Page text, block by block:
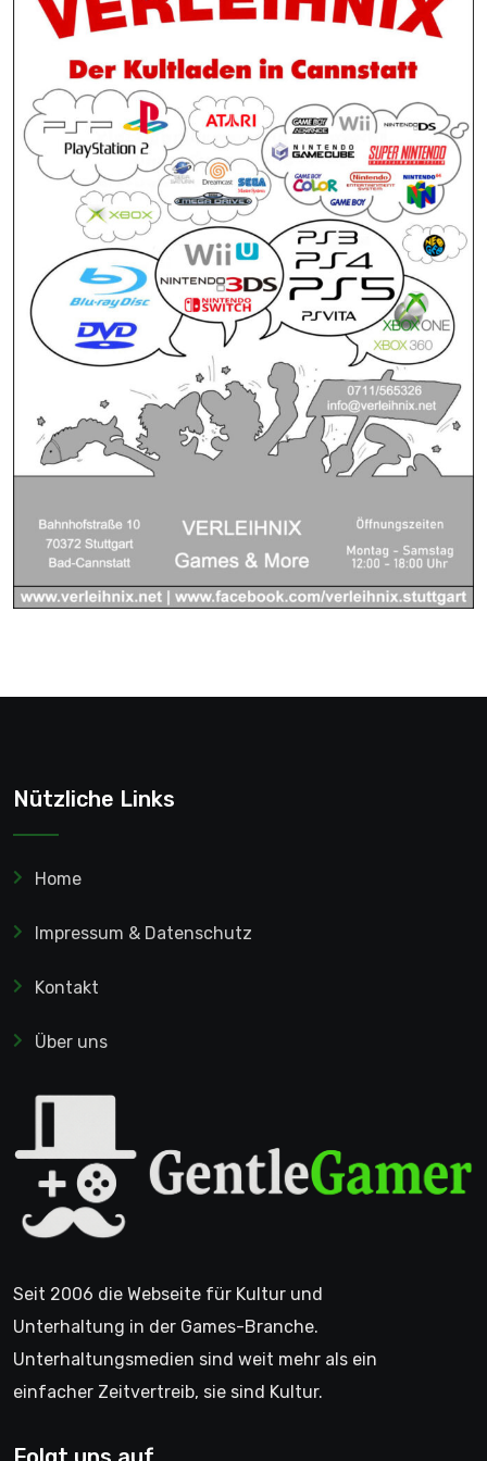
Nützliche Links
Home
Impressum & Datenschutz
Kontakt
Über uns
Seit 2006 die Webseite für Kultur und
Unterhaltung in der Games-Branche.
Unterhaltungsmedien sind weit mehr als ein
einfacher Zeitvertreib, sie sind Kultur.